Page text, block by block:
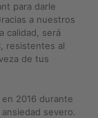
para darle
a nuestros
calidad, será
resistentes al
de tus
2016 durante
severo.